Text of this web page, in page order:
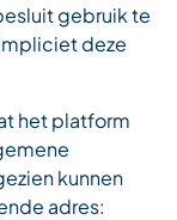
gebruik te
deze
het platform
kunnen
adres: